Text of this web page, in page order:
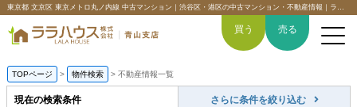
東京都 文京区 東京メトロ丸ノ内線 中古マンション｜渋谷区・港区の中古マンション・不動産情報｜ララハウス青山支店
買う 売る
TOPページ > 物件検索 > 不動産情報一覧
現在の検索条件 さらに条件を絞り込む